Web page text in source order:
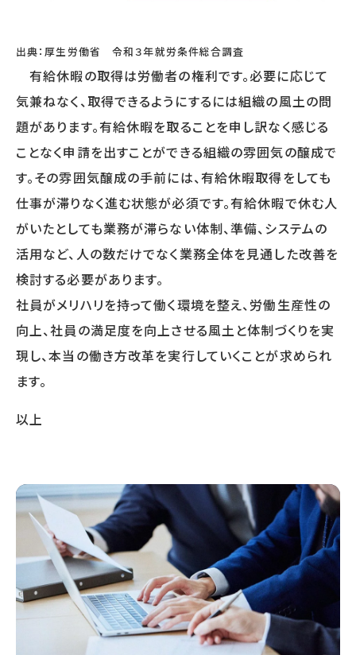
出典：厚生労働省 令和３年就労条件総合調査
有給休暇の取得は労働者の権利です。必要に応じて
気兼ねなく、取得できるようにするには組織の風土の問
題があります。有給休暇を取ることを申し訳なく感じる
ことなく申請を出すことができる組織の雰囲気の醸成で
す。その雰囲気醸成の手前には、有給休暇取得をしても
仕事が滞りなく進む状態が必須です。有給休暇で休む人
がいたとしても業務が滞らない体制、準備、システムの
活用など、人の数だけでなく業務全体を見通した改善を
検討する必要があります。
社員がメリハリを持って働く環境を整え、労働生産性の
向上、社員の満足度を向上させる風土と体制づくりを実
現し、本当の働き方改革を実行していくことが求められ
ます。
以上